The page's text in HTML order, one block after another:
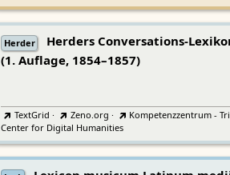
Herder
Herders Conversations-
(1. Auflage, 1854–1857)
TextGrid · Zeno.org ·
Kompetenzzentrum -
Center for Digital Humanities